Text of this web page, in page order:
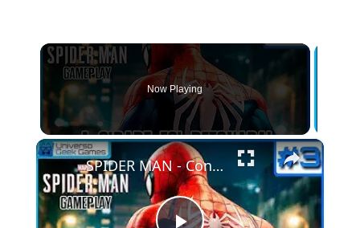
Now Playing
×
SPIDER MAN - Confira porque ele é ESPETACULAR - Gameplay no PC 4K 60fps #parte3 #gaming